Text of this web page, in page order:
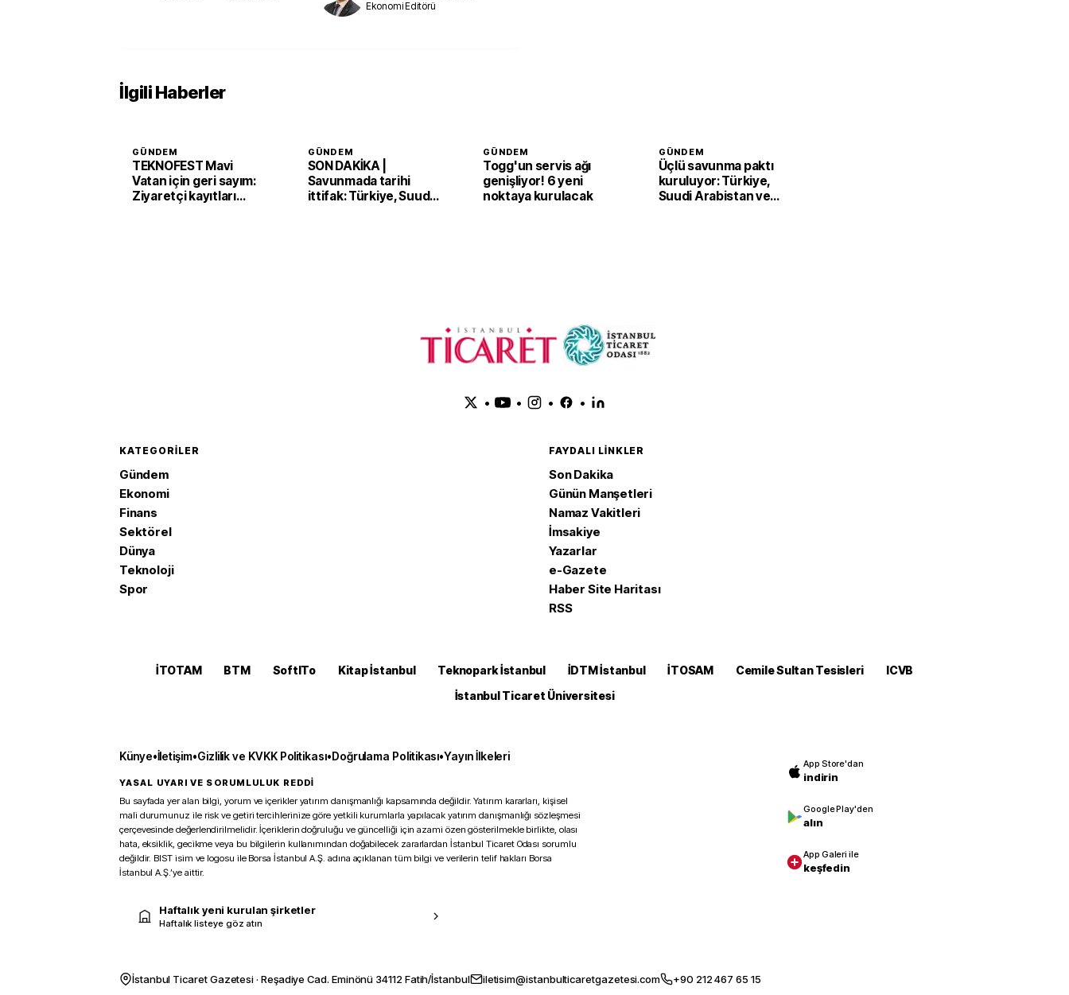
Ekonomi Editörü
İlgili Haberler
GÜNDEM
TEKNOFEST Mavi
Vatan için geri sayım:
Ziyaretçi kayıtları
GÜNDEM
SON DAKİKA |
Savunmada tarihi
ittifak: Türkiye, Suudi
GÜNDEM
Togg'un servis ağı
genişliyor! 6 yeni
noktaya kurulacak
GÜNDEM
Üçlü savunma paktı
kuruluyor: Türkiye,
Suudi Arabistan ve
• • • •
KATEGORILER
Gündem
Ekonomi
Finans
Sektörel
Dünya
Teknoloji
Spor
FAYDALI LINKLER
Son Dakika
Günün Manşetleri
Namaz Vakitleri
İmsakiye
Yazarlar
e-Gazete
Haber Site Haritası
RSS
İTOTAM BTM SoftITo Kitap İstanbul Teknopark İstanbul İDTM İstanbul İTOSAM Cemile Sultan Tesisleri
ICVB
İstanbul Ticaret Üniversitesi
Künye•İletişim•Gizlilik ve KVKK Politikası•Doğrulama Politikası•Yayın İlkeleri
YASAL UYARI VE SORUMLULUK REDDİ
Bu sayfada yer alan bilgi, yorum ve içerikler yatırım danışmanlığı kapsamında değildir. Yatırım kararları, kişisel
mali durumunuz ile risk ve getiri tercihlerinize göre yetkili kurumlarla yapılacak yatırım danışmanlığı sözleşmesi
çerçevesinde değerlendirilmelidir. İçeriklerin doğruluğu ve güncelliği için azami özen gösterilmekle birlikte, olası
hata, eksiklik, gecikme veya bu bilgilerin kullanımından doğabilecek zararlardan İstanbul Ticaret Odası sorumlu
değildir. BIST isim ve logosu ile Borsa İstanbul A.Ş. adına açıklanan tüm bilgi ve verilerin telif hakları Borsa
İstanbul A.Ş.’ye aittir.
Haftalık yeni kurulan şirketler
Haftalık listeye göz atın
App Store'dan
indirin
Google Play'den
alın
App Galeri ile
keşfedin
İstanbul Ticaret Gazetesi · Reşadiye Cad. Eminönü 34112 Fatih/İstanbul iletisim@istanbulticaretgazetesi.com +90 212 467 65 15